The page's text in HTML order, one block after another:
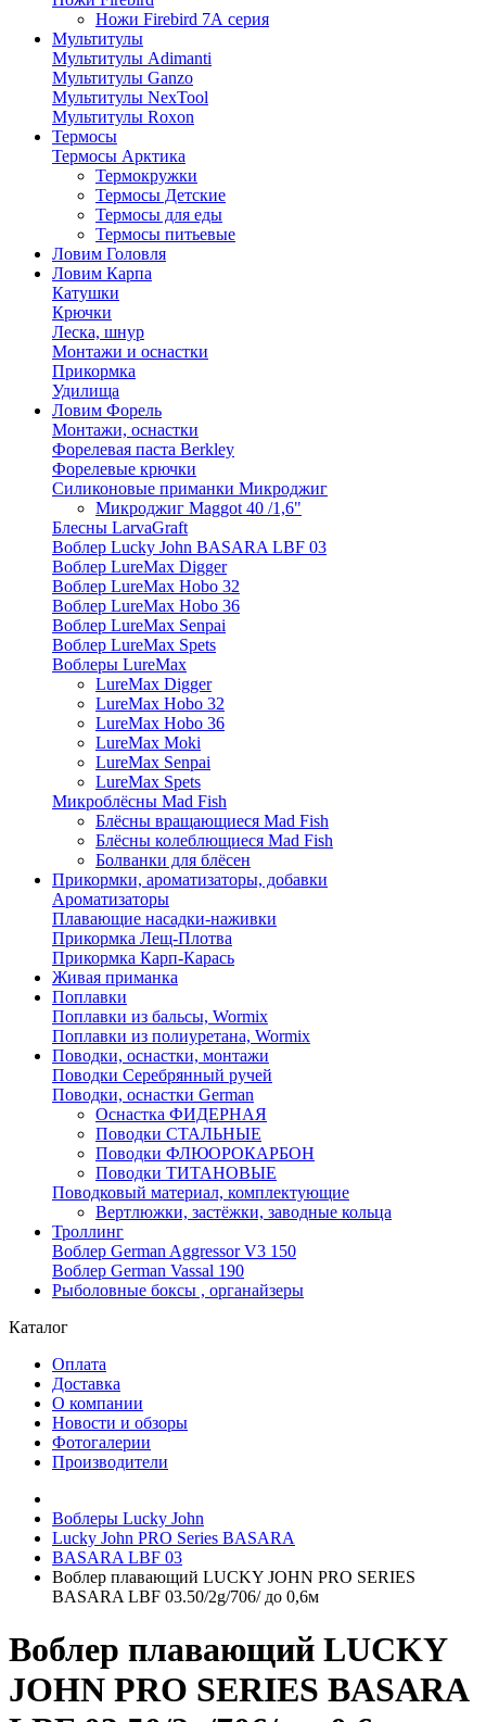
Ножи Firebird 7А серия
Мультитулы
Мультитулы Adimanti
Мультитулы Ganzo
Мультитулы NexTool
Мультитулы Roxon
Термосы
Термосы Арктика
Термокружки
Термосы Детские
Термосы для еды
Термосы питьевые
Ловим Головля
Ловим Карпа
Катушки
Крючки
Леска, шнур
Монтажи и оснастки
Прикормка
Удилища
Ловим Форель
Монтажи, оснастки
Форелевая паста Berkley
Форелевые крючки
Силиконовые приманки Микроджиг
Микроджиг Maggot 40 /1,6"
Блесны LarvaGraft
Воблер Lucky John BASARA LBF 03
Воблер LureMax Digger
Воблер LureMax Hobo 32
Воблер LureMax Hobo 36
Воблер LureMax Senpai
Воблер LureMax Spets
Воблеры LureMax
LureMax Digger
LureMax Hobo 32
LureMax Hobo 36
LureMax Moki
LureMax Senpai
LureMax Spets
Микроблёсны Mad Fish
Блёсны вращающиеся Mad Fish
Блёсны колеблющиеся Mad Fish
Болванки для блёсен
Прикормки, ароматизаторы, добавки
Ароматизаторы
Плавающие насадки-наживки
Прикормка Лещ-Плотва
Прикормка Карп-Карась
Живая приманка
Поплавки
Поплавки из бальсы, Wormix
Поплавки из полиуретана, Wormix
Поводки, оснастки, монтажи
Поводки Серебрянный ручей
Поводки, оснастки German
Оснастка ФИДЕРНАЯ
Поводки СТАЛЬНЫЕ
Поводки ФЛЮОРОКАРБОН
Поводки ТИТАНОВЫЕ
Поводковый материал, комплектующие
Вертлюжки, застёжки, заводные кольца
Троллинг
Воблер German Aggressor V3 150
Воблер German Vassal 190
Рыболовные боксы , органайзеры
Каталог
Оплата
Доставка
О компании
Новости и обзоры
Фотогалерии
Производители
Воблеры Lucky John
Lucky John PRO Series BASARA
BASARA LBF 03
Воблер плавающий LUCKY JOHN PRO SERIES
BASARA LBF 03.50/2g/706/ до 0,6м
Воблер плавающий LUCKY
JOHN PRO SERIES BASARA